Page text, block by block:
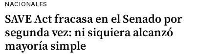
NACIONALES
SAVE Act fracasa en el Senado por
segunda vez: ni siquiera alcanzó
mayoría simple